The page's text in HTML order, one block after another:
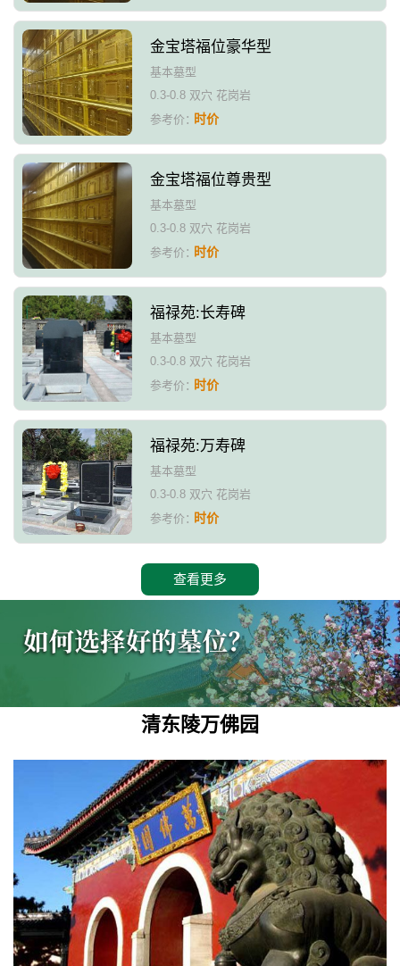
金宝塔福位豪华型
基本墓型
0.3-0.8 双穴 花岗岩
参考价：时价
金宝塔福位尊贵型
基本墓型
0.3-0.8 双穴 花岗岩
参考价：时价
福禄苑:长寿碑
基本墓型
0.3-0.8 双穴 花岗岩
参考价：时价
福禄苑:万寿碑
基本墓型
0.3-0.8 双穴 花岗岩
参考价：时价
查看更多
清东陵万佛园